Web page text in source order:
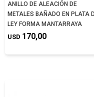
ANILLO DE ALEACIÓN DE
METALES BAÑADO EN PLATA
LEY FORMA MANTARRAYA
USD 170,00